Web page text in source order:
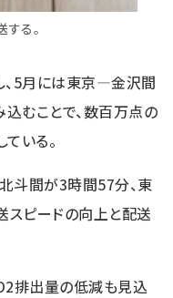
る。
5月には東京―金沢間
むことで、数百万点の
いる。
斗間が3時間57分、東
スピードの向上と配送
排出量の低減も見込